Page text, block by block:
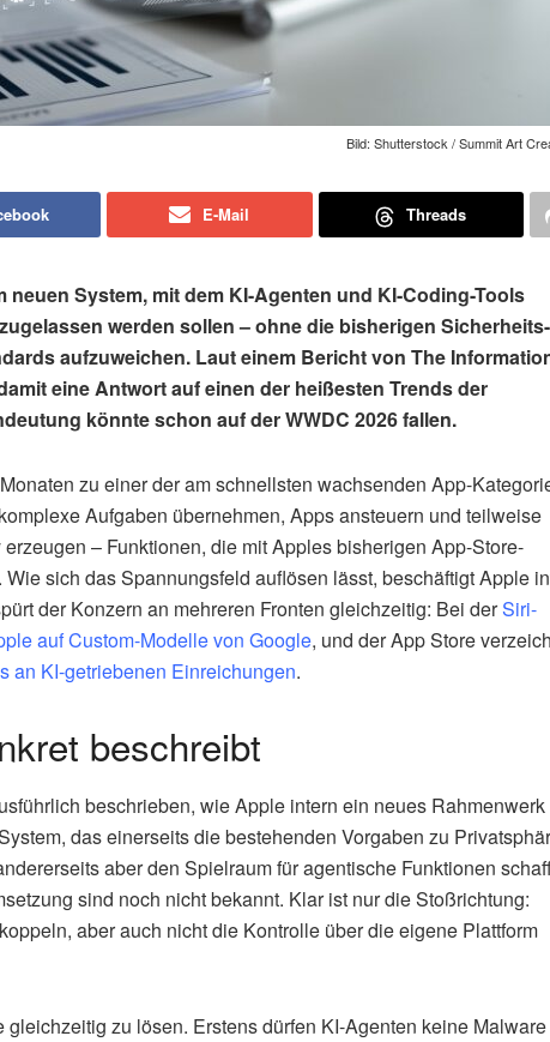
Bild: Shutterstock / Summit Art
E-Mail Threads
neuen System, mit dem KI-Agenten und KI-Coding-Tools
werden sollen – ohne die bisherigen Sicherheits-
aufzuweichen. Laut einem Bericht von The
eine Antwort auf einen der heißesten Trends der
könnte schon auf der WWDC 2026 fallen.
zu einer der am schnellsten wachsenden App-
Aufgaben übernehmen, Apps ansteuern und teilweise
– Funktionen, die mit Apples bisherigen App-Store-
sich das Spannungsfeld auflösen lässt, beschäftigt Apple
der Konzern an mehreren Fronten gleichzeitig: Bei derSiri-
auf Custom-Modelle von Google, und der App Store
an KI-getriebenen Einreichungen.
beschreibt
beschrieben, wie Apple intern ein neues Rahmenwerk
das einerseits die bestehenden Vorgaben zu
aber den Spielraum für agentische Funktionen
sind noch nicht bekannt. Klar ist nur die Stoßrichtung:
aber auch nicht die Kontrolle über die eigene Plattform
gleichzeitig zu lösen. Erstens dürfen KI-Agenten keine Malware